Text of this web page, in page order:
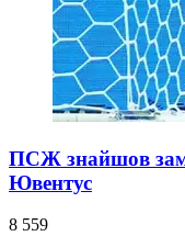
ПСЖ знайшов
Ювентус
8 559